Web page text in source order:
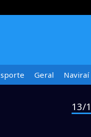
Geral Naviraí
13/